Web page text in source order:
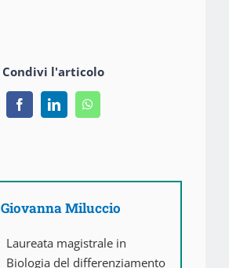
Condivi l'articolo
FacebookLinkedInWhatsApp
Giovanna Miluccio
Laureata magistrale in
Biologia del differenziamento